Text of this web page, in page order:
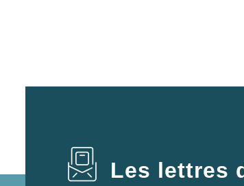
Les lettres